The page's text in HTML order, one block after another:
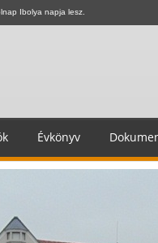
Ibolya napja lesz.
Évkönyv